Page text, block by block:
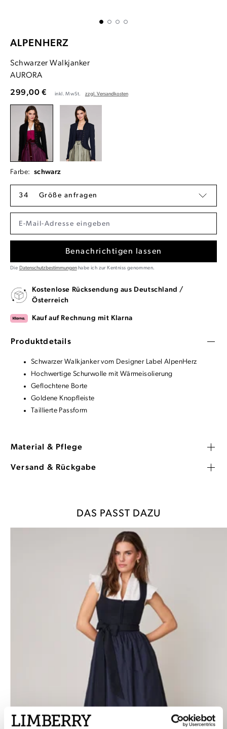
ALPENHERZ
Schwarzer Walkjanker
AURORA
299,00 € inkl. MwSt. zzgl. Versandkosten
Farbe: schwarz
34 Größe anfragen
Benachrichtigen lassen
Die Datenschutzbestimmungenhabe ich zur Kentniss genommen.
Kostenlose Rücksendung aus Deutschland /
Österreich
Kauf auf Rechnung mit Klarna
Produktdetails
Schwarzer Walkjanker vom Designer Label AlpenHerz
Hochwertige Schurwolle mit Wärmeisolierung
Geflochtene Borte
Goldene Knopfleiste
Taillierte Passform
Material & Pflege
Versand & Rückgabe
DAS PASST DAZU